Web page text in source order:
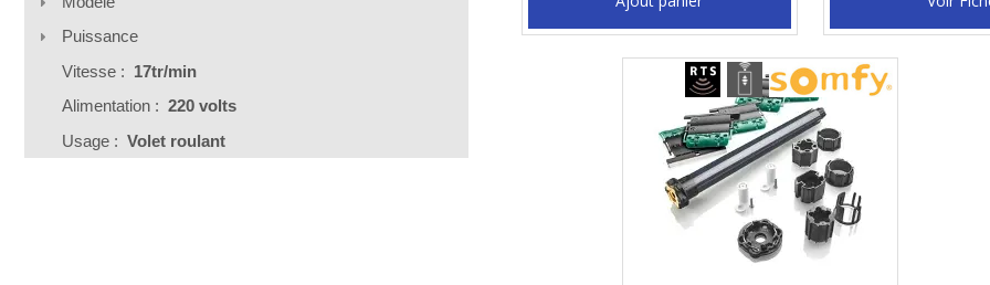
Puissance
Vitesse : 17tr/min
Alimentation : 220 volts
Usage : Volet roulant